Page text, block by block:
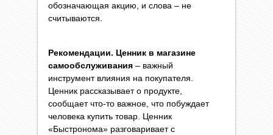
обозначающая акцию, и слова – не
считываются.
Рекомендации. Ценник в магазине
самообслуживания – важный
инструмент влияния на покупателя.
Ценник рассказывает о продукте,
сообщает что-то важное, что побуждает
человека купить товар. Ценник
«Быстронома» разговаривает с